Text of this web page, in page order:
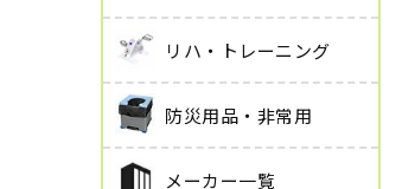
リハ・トレーニング
防災用品・非常用
メーカー一覧